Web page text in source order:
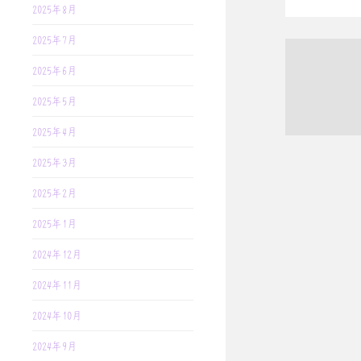
2025年8月
2025年7月
2025年6月
2025年5月
2025年4月
2025年3月
2025年2月
2025年1月
2024年12月
2024年11月
2024年10月
2024年9月